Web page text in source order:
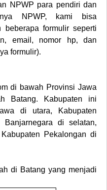
NPWP para pendiri dan
NPWP, kami bisa
beberapa formulir seperti
email, nomor hp, dan
formulir).
di bawah Provinsi Jawa
Batang. Kabupaten ini
di utara, Kabupaten
di selatan,
Pekalongan di
di Batang yang menjadi